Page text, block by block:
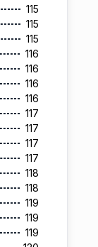
115
115
115
116
116
116
116
117
117
117
117
118
118
119
119
119